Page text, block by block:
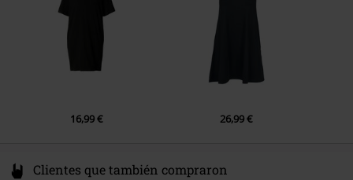
16,99 € 26,99 €
Clientes que también compraron